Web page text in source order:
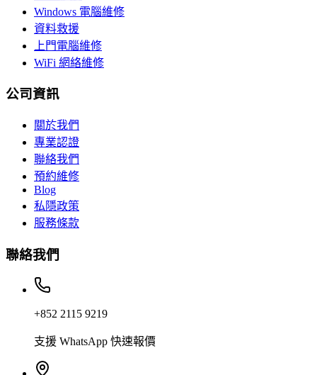
Windows 電腦維修
資料救援
上門電腦維修
WiFi 網絡維修
公司資訊
關於我們
專業認證
聯絡我們
預約維修
Blog
私隱政策
服務條款
聯絡我們
+852 2115 9219
支援 WhatsApp 快速報價